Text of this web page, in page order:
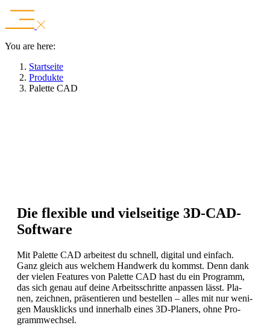
You are here:
Startseite
Produkte
Palette CAD
Die fle­xi­ble und viel­sei­ti­ge 3D-CAD-
Soft­wa­re
Mit Pa­let­te CAD ar­bei­test du schnell, di­gi­tal und einfach.
Ganz gleich aus wel­chem Hand­werk du kom­mst. Denn dank
der vie­len Fea­tures von Pa­let­te CAD ha­st du ein Pro­gramm,
das sich ge­nau auf dei­ne Ar­beits­schrit­te an­pas­sen lässt. Pla­
nen, zeich­nen, prä­sen­tie­ren und be­stel­len – al­les mit nur we­ni­
gen Maus­klicks und in­ner­halb ei­nes 3D-Pla­ners, oh­ne Pro­
gramm­wech­sel.